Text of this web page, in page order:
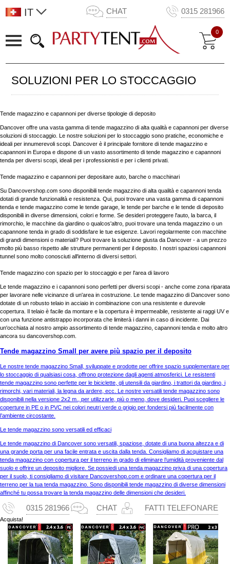
IT CHAT 0315 281966
0
SOLUZIONI PER LO STOCCAGGIO
Tende magazzino e capannoni per diverse tipologie di deposito
Dancover offre una vasta gamma di tende magazzino di alta qualità e capannoni per diverse
soluzioni di stoccaggio. Le nostre soluzioni per lo stoccaggio sono pratiche, economiche e
ideali per innumerevoli scopi. Dancover è il principale fornitore di tende magazzino e
capannoni in Europa e dispone di un vasto assortimento di tende magazzino e capannoni
tenda per diversi scopi, ideali per i professionisti e per i clienti privati.
Tende magazzino e capannoni per depositare auto, barche o macchinari
Su Dancovershop.com sono disponibili tende magazzino di alta qualità e capannoni tenda
dotati di grande funzionalità e resistenza. Qui, puoi trovare una vasta gamma di capannoni
tenda e tende magazzino come le tende garage, le tende per barche e le tende di deposito
disponibili in diverse dimensioni, colori e forme. Se desideri proteggere l'auto, la barca, il
rimorchio, le macchine da giardino o qualcos'altro, puoi trovare una tenda magazzino o un
capannone tenda in grado di soddisfare le tue esigenze. Lavori regolarmente con macchine
di grandi dimensioni o materiali? Puoi trovare la soluzione giusta da Dancover - a un prezzo
molto più basso rispetto alle strutture permanenti per il deposito. I nostri spaziosi capannoni
tunnel sono molto conosciuti all'interno di diversi settori.
Tende magazzino con spazio per lo stoccaggio e per l'area di lavoro
Le tende magazzino e i capannoni sono perfetti per diversi scopi - anche come zona riparata
per lavorare nelle vicinanze di un'area in costruzione. Le tende magazzino di Dancover sono
dotate di un robusto telaio in acciaio in combinazione con una resistente e durevole
copertura. Il telaio è facile da montare e la copertura è impermeabile, resistente ai raggi UV e
con una funzione antistrappo incorporata che limiterà i danni in caso di incidente. Dai
un'occhiata al nostro ampio assortimento di tende magazzino, capannoni tenda e molto altro
ancora su dancovershop.com.
Tende magazzino Small per avere più spazio per il deposito
Le nostre tende magazzino Small, sviluppate e prodotte per offrire spazio supplementare per
lo stoccaggio di qualsiasi cosa, offrono protezione dagli agenti atmosferici. Le resistenti
tende magazzino sono perfette per le biciclette, gli utensili da giardino, i trattori da giardino, i
rimorchi, vari materiali, la legna da ardere, ecc. Le nostre versatili tende magazzino sono
disponibili nella versione 2x2 m., per utilizzarle, più o meno, dove desideri. Puoi scegliere le
coperture in PE o in PVC nei colori neutri verde o grigio per fondersi più facilmente con
l’ambiente circostante.
Le tende magazzino sono versatili ed efficaci
Le tende magazzino di Dancover sono versatili, spaziose, dotate di una buona altezza e di
una grande porta per una facile entrata e uscita dalla tenda. Consigliamo di acquistare una
tenda magazzino con copertura per il terreno in grado di eliminare l’umidità proveniente dal
suolo e offrire un deposito migliore. Se possiedi una tenda magazzino priva di una copertura
per il suolo, ti consigliamo di visitare Dancovershop.com e ordinare una copertura per il
terreno per la tua tenda magazzino. Sono disponibili tende magazzino di diverse dimensioni
affinché tu possa trovare la tenda magazzino delle dimensioni che desideri.
0315 281966 CHAT FATTI TELEFONARE
Acquista!